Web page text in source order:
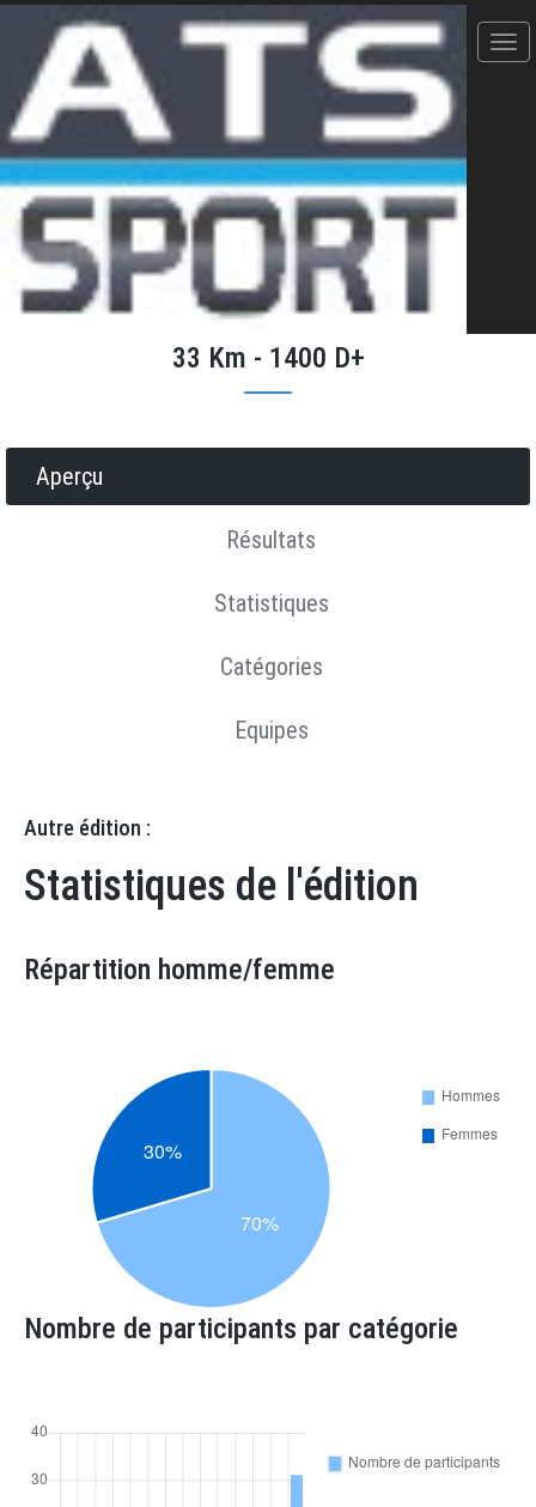
Trail des 3 boules (Annulée) -
11/05/2025
33 Km - 1400 D+
Aperçu
Résultats
Statistiques
Catégories
Equipes
Autre édition :
Statistiques de l'édition
Répartition homme/femme
Nombre de participants par catégorie